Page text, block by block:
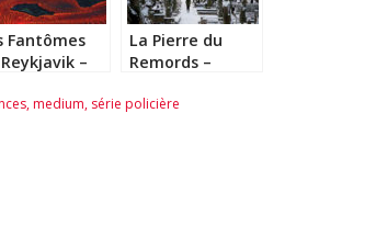
Fantômes
–
La Pierre du
Remords –
Indridason
,medium, série policière